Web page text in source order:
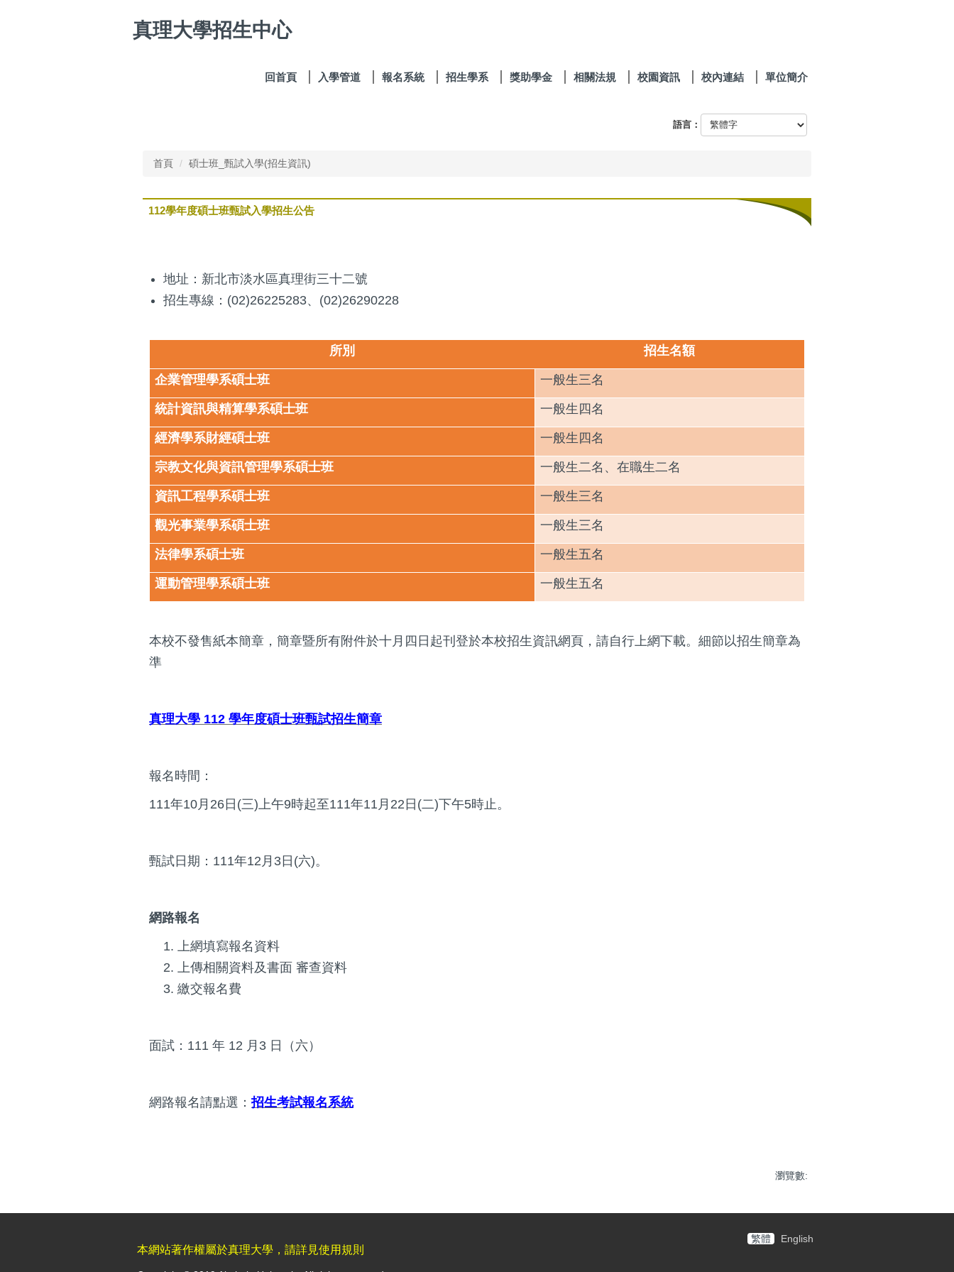
真理大學招生中心
回首頁 入學管道 報名系統 招生學系 獎助學金 相關法規 校園資訊 校內連結 單位簡介
語言：
首頁 碩士班_甄試入學(招生資訊)
112學年度碩士班甄試入學招生公告
地址：新北市淡水區真理街三十二號
招生專線： (02)26225283、 (02)26290228
所別 招生名額
企業管理學系碩士班 一般生三名
統計資訊與精算學系碩士班 一般生四名
經濟學系財經碩士班 一般生四名
宗教文化與資訊管理學系碩士班 一般生二名、在職生二名
資訊工程學系碩士班 一般生三名
觀光事業學系碩士班 一般生三名
法律學系碩士班 一般生五名
運動管理學系碩士班 一般生五名
本校不發售紙本簡章，簡章暨所有附件於十月四日起刊登於本校招生資訊網頁，請自行上網下載。細節以招生簡章為
準
真理大學 112 學年度碩士班甄試招生簡章
報名時間：
111年10 月 26日 (三) 上午9時起至111年11 月 22 日 (二)下午5時止。
甄試日期： 111年12 月 3日 (六)。
網路報名
上網填寫報名資料
上傳相關資料及書面 審查資料
繳交報名費
面試： 111 年 12 月 3 日（六）
網路報名請點選：招生考試報名系統
瀏覽數:
繁體 English
本網站著作權屬於真理大學，請詳見使用規則